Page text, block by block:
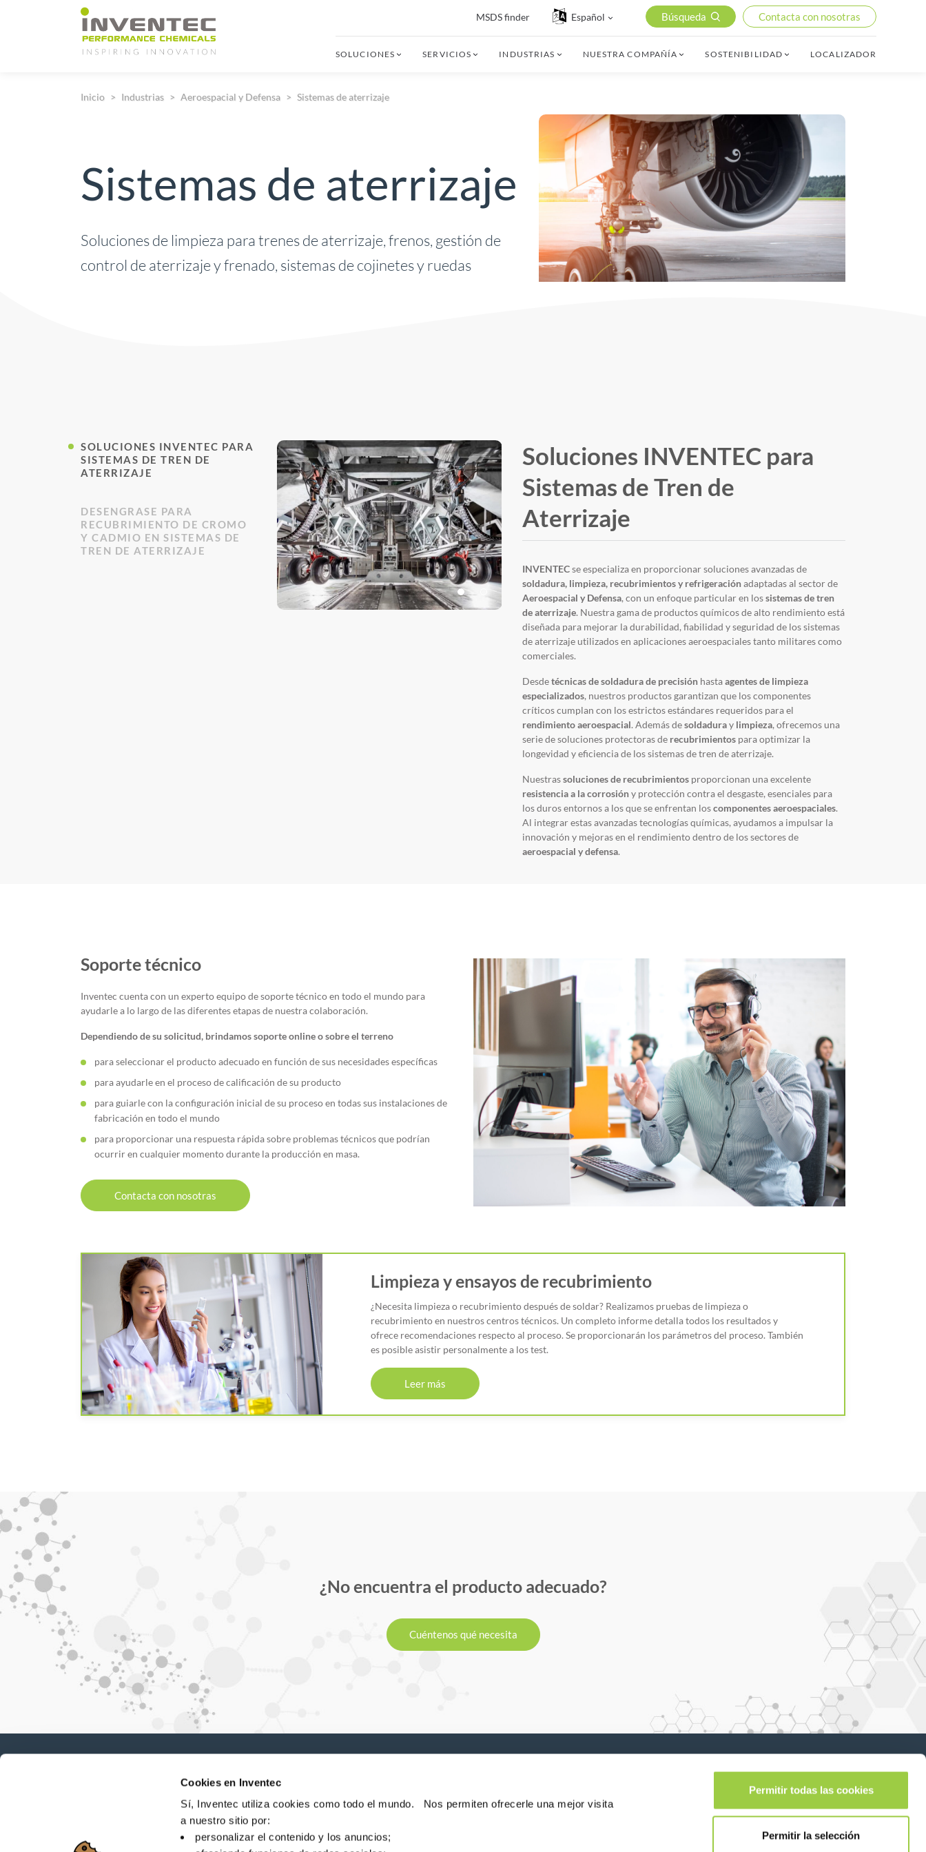
Cookies en Inventec
Sí, Inventec utiliza cookies como todo el mundo. Nos permiten ofrecerle una mejor visita
a nuestro sitio por:
personalizar el contenido y los anuncios;
Permitir todas las cookies
Permitir la selección
Main Navigation
MSDS finder Español Búsqueda Contacta con nosotras
SOLUCIONES SERVICIOS INDUSTRIAS NUESTRA COMPAÑÍA SOSTENIBILIDAD LOCALIZADOR
Inicio Industrias Aeroespacial y Defensa Sistemas de aterrizaje
Sistemas de aterrizaje
Soluciones de limpieza para trenes de aterrizaje, frenos, gestión de
control de aterrizaje y frenado, sistemas de cojinetes y ruedas
SOLUCIONES INVENTEC PARA
SISTEMAS DE TREN DE
ATERRIZAJE
DESENGRASE PARA
RECUBRIMIENTO DE CROMO
Y CADMIO EN SISTEMAS DE
TREN DE ATERRIZAJE
Soluciones INVENTEC para
Sistemas de Tren de
Aterrizaje
INVENTECse especializa en proporcionar soluciones avanzadas de
soldadura, limpieza, recubrimientos y refrigeraciónadaptadas al sector de
Aeroespacial y Defensa, con un enfoque particular en lossistemas de tren
de aterrizaje. Nuestra gama de productos químicos de alto rendimiento está
diseñada para mejorar la durabilidad, fiabilidad y seguridad de los sistemas
de aterrizaje utilizados en aplicaciones aeroespaciales tanto militares como
comerciales.
Desdetécnicas de soldadura de precisión hastaagentes de limpieza
especializados, nuestros productos garantizan que los componentes
críticos cumplan con los estrictos estándares requeridos para el
rendimiento aeroespacial. Además desoldaduray limpieza, ofrecemos una
serie de soluciones protectoras de recubrimientos para optimizar la
longevidad y eficiencia de los sistemas de tren de aterrizaje.
Nuestrassoluciones de recubrimientos proporcionan una excelente
resistencia a la corrosióny protección contra el desgaste, esenciales para
los duros entornos a los que se enfrentan loscomponentes aeroespaciales.
Al integrar estas avanzadas tecnologías químicas, ayudamos a impulsar la
innovación y mejoras en el rendimiento dentro de los sectores de
aeroespacial y defensa.
Soporte técnico
Inventec cuenta con un experto equipo de soporte técnico en todo el mundo para
ayudarle a lo largo de las diferentes etapas de nuestra colaboración.
Dependiendo de su solicitud, brindamos soporte online o sobre el terreno
para seleccionar el producto adecuado en función de sus necesidades específicas
para ayudarle en el proceso de calificación de su producto
para guiarle con la configuración inicial de su proceso en todas sus instalaciones de
fabricación en todo el mundo
para proporcionar una respuesta rápida sobre problemas técnicos que podrían
ocurrir en cualquier momento durante la producción en masa.
Contacta con nosotras
Limpieza y ensayos de recubrimiento
¿Necesita limpieza o recubrimiento después de soldar? Realizamos pruebas de limpieza o
recubrimiento en nuestros centros técnicos. Un completo informe detalla todos los resultados y
ofrece recomendaciones respecto al proceso. Se proporcionarán los parámetros del proceso. También
es posible asistir personalmente a los test.
Leer más
¿No encuentra el producto adecuado?
Cuéntenos qué necesita
Novedades, servicios, productos, ...
¡Manténgase conectado con nuestro boletín de noticias!
Síganos en: